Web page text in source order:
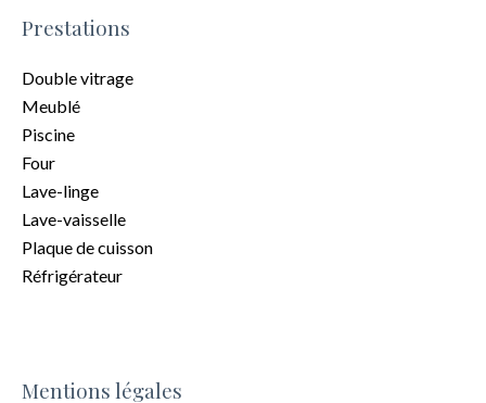
Prestations
Double vitrage
Meublé
Piscine
Four
Lave-linge
Lave-vaisselle
Plaque de cuisson
Réfrigérateur
Mentions légales